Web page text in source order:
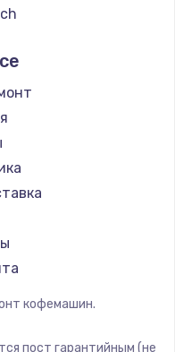
DELTA
Kyvol
solution
Bonamat
Vard
Tuvio
Carrera
Supra
кофемашин.
пост гарантийным (не